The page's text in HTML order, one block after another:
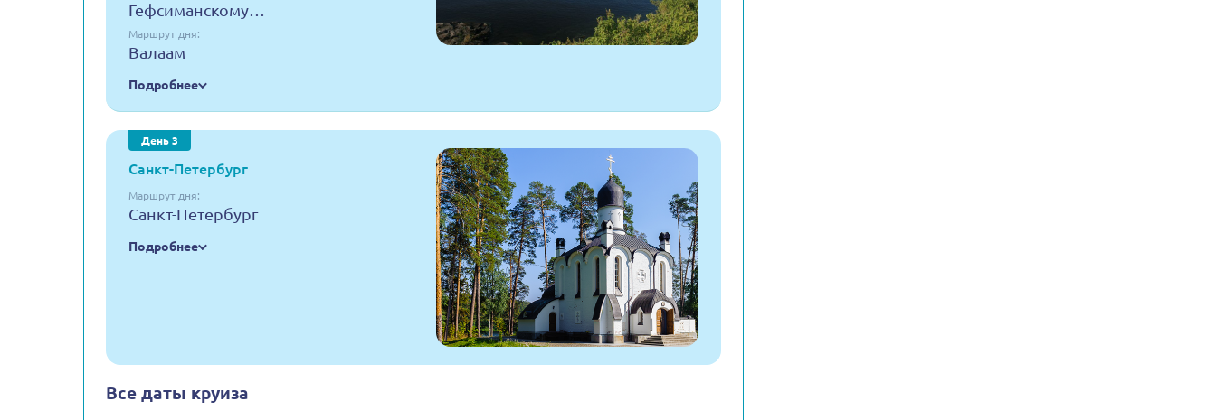
Гефсиманскому…
Маршрут дня:
Валаам
Подробнее
День 3
Санкт-Петербург
Маршрут дня:
Санкт-Петербург
Подробнее
Все даты круиза